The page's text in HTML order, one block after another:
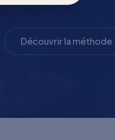
Découvrir la méthode